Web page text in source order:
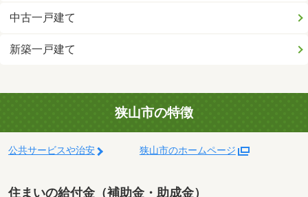
中古一戸建て
新築一戸建て
狭山市の特徴
公共サービスや治安 狭山市のホームページ
住まいの給付金（補助金・助成金）